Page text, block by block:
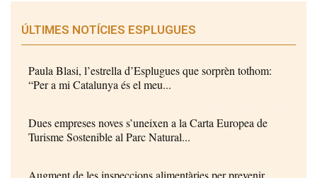
ÚLTIMES NOTÍCIES ESPLUGUES
Paula Blasi, l’estrella d’Esplugues que sorprèn tothom:
“Per a mi Catalunya és el meu...
Dues empreses noves s’uneixen a la Carta Europea de
Turisme Sostenible al Parc Natural...
Augment de les inspeccions alimentàries per prevenir